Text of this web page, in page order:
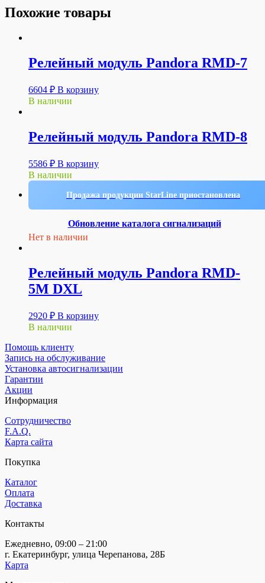
Похожие товары
Релейный модуль Pandora RMD-7
6604 ₽ В корзину
В наличии
Релейный модуль Pandora RMD-8
5586 ₽ В корзину
В наличии
Продажа продукции StarLine приостановлена
Обновление каталога сигнализаций
Нет в наличии
Релейный модуль Pandora RMD-
5M DXL
2920 ₽ В корзину
В наличии
Помощь клиенту
Запись на обслуживание
Установка автосигнализации
Гарантии
Акции
Информация
Сотрудничество
F.A.Q.
Карта сайта
Покупка
Каталог
Оплата
Доставка
Контакты
Ежедневно, 09:00 – 21:00
г. Екатеринбург, улица Черепанова, 28Б
Карта